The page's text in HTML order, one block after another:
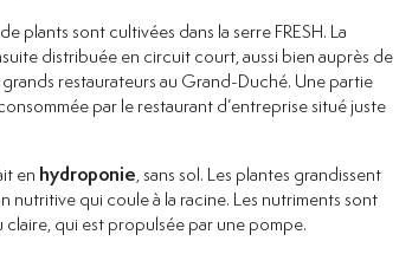
plants sont cultivées dans la serre FRESH. La
distribuée en circuit court, aussi bien auprès de
restaurateurs au Grand-Duché. Une partie
par le restaurant d’entreprise situé juste
en hydroponie, sans sol. Les plantes grandissent
nutritive qui coule à la racine. Les nutriments sont
claire, qui est propulsée par une pompe.